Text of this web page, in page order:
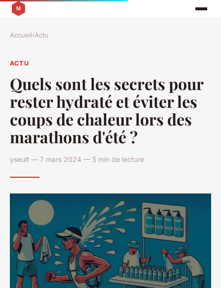
Accueil›Actu
ACTU
Quels sont les secrets pour
rester hydraté et éviter les
coups de chaleur lors des
marathons d'été ?
yseult — 7 mars 2024 — 5 min de lecture